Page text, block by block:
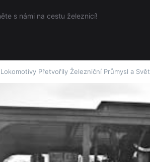
s námi na cestu železnicí!
Přetvořily Železniční Průmysl a Svět